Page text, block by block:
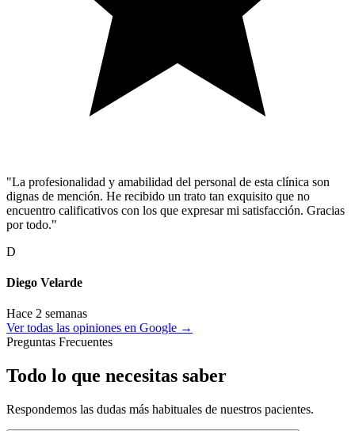
"La profesionalidad y amabilidad del personal de esta clínica son
dignas de mención. He recibido un trato tan exquisito que no
encuentro calificativos con los que expresar mi satisfacción. Gracias
por todo."
D
Diego Velarde
Hace 2 semanas
Ver todas las opiniones en Google →
Preguntas Frecuentes
Todo lo que necesitas saber
Respondemos las dudas más habituales de nuestros pacientes.